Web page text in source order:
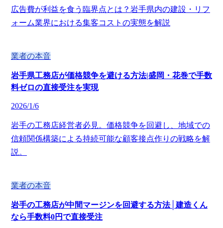
広告費が利益を食う臨界点とは？岩手県内の建設・リフ
ォーム業界における集客コストの実態を解説
業者の本音
岩手県工務店が価格競争を避ける方法|盛岡・花巻で手数
料ゼロの直接受注を実現
2026/1/6
岩手の工務店経営者必見。価格競争を回避し、地域での
信頼関係構築による持続可能な顧客接点作りの戦略を解
説。
業者の本音
岩手の工務店が中間マージンを回避する方法│建造くん
なら手数料0円で直接受注